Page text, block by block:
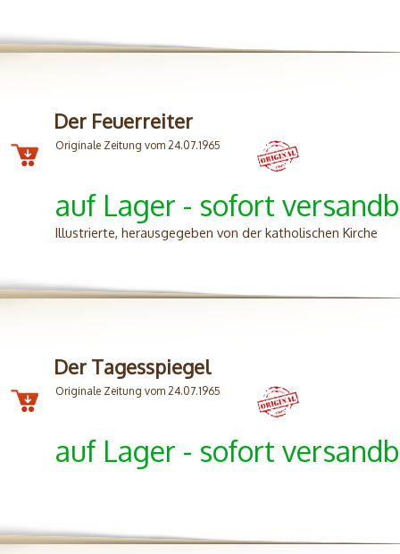
Der Feuerreiter
Originale Zeitung vom 24.07.1965
auf Lager - sofort
Illustrierte, herausgegeben von der katholischen Kirche
Der Tagesspiegel
Originale Zeitung vom 24.07.1965
auf Lager - sofort